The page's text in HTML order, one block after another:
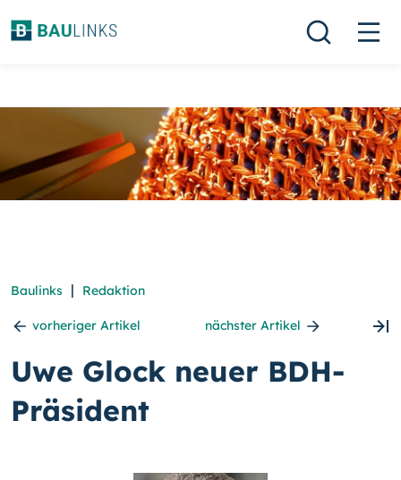
Baulinks | Redaktion
vorheriger Artikel nächster Artikel
Uwe Glock neuer BDH-
Präsident